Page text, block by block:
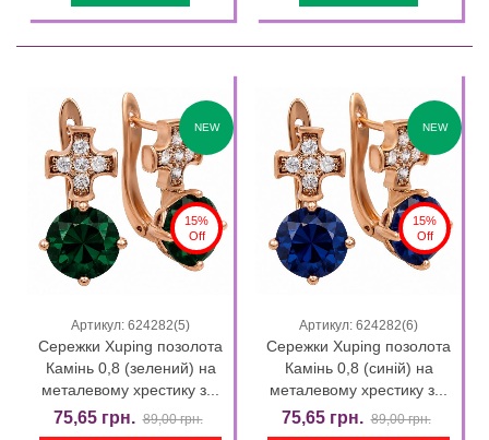
NEW
15%
Off
Артикул: 624282(5)
Сережки Xuping позолота
Камінь 0,8 (зелений) на
металевому хрестику з...
75,65 грн. 89,00 грн.
NEW
15%
Off
Артикул: 624282(6)
Сережки Xuping позолота
Камінь 0,8 (синій) на
металевому хрестику з...
75,65 грн. 89,00 грн.